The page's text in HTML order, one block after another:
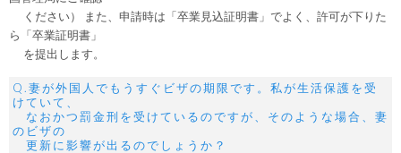
ください） また、申請時は「卒業見込証明書」でよく、許可が下りた
ら「卒業証明書」
を提出します。
Q.妻が外国人でもうすぐビザの期限です。私が生活保護を受
けていて、
なおかつ罰金刑を受けているのですが、そのような場合、妻
のビザの
更新に影響が出るのでしょうか？